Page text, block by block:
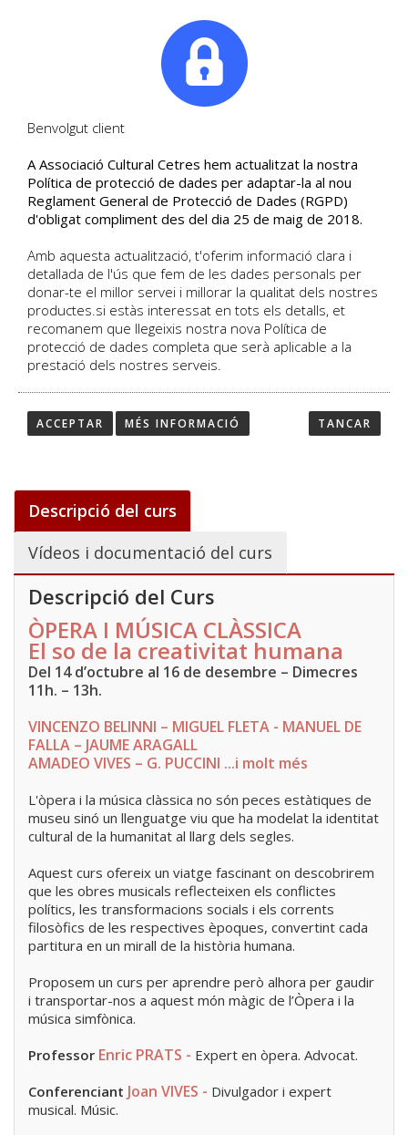
Curs 26/27 - ÒPERA I
MÚSICA CLÀSSICA
El so del coneixement i la creativitat
humana
DETALL DEL CURS
Data d'inici 10/2026
Català
Curs presencial | Places Disponibles
HOME / CURSOS / CURS 26/27 - ÒPERA I MÚSICA CLÀSSICA
Descripció del curs
Vídeos i documentació del curs
Descripció del Curs
ÒPERA I MÚSICA CLÀSSICA
El so de la creativitat humana
Del 14 d’octubre al 16 de desembre – Dimecres
11h. – 13h.
VINCENZO BELINNI – MIGUEL FLETA - MANUEL DE
FALLA – JAUME ARAGALL
AMADEO VIVES – G. PUCCINI ...i molt més
L'òpera i la música clàssica no són peces estàtiques de
museu sinó un llenguatge viu que ha modelat la identitat
cultural de la humanitat al llarg dels segles.
Aquest curs ofereix un viatge fascinant on descobrirem
que les obres musicals reflecteixen els conflictes
polítics, les transformacions socials i els corrents
filosòfics de les respectives èpoques, convertint cada
partitura en un mirall de la història humana.
Proposem un curs per aprendre però alhora per gaudir
i transportar-nos a aquest món màgic de l’Òpera i la
música simfònica.
Professor Enric PRATS - Expert en òpera. Advocat.
Conferenciant Joan VIVES - Divulgador i expert
musical. Músic.
Benvolgut client
A Associació Cultural Cetres hem actualitzat la nostra
Política de protecció de dades per adaptar-la al nou
Reglament General de Protecció de Dades (RGPD)
d'obligat compliment des del dia 25 de maig de 2018.
Amb aquesta actualització, t'oferim informació clara i
detallada de l'ús que fem de les dades personals per
donar-te el millor servei i millorar la qualitat dels nostres
productes.si estàs interessat en tots els detalls, et
recomanem que llegeixis nostra nova Política de
protecció de dades completa que serà aplicable a la
prestació dels nostres serveis.
ACCEPTAR MÉS INFORMACIÓ TANCAR